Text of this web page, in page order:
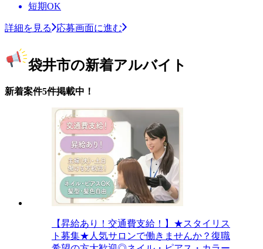
短期OK
詳細を見る 応募画面に進む
袋井市の新着アルバイト
新着案件5件掲載中！
【昇給あり！交通費支給！】★スタイリス
ト募集★人気サロンで働きませんか？復職